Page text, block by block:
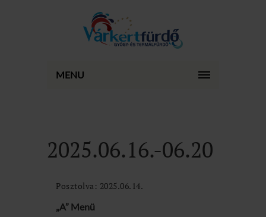
MENU
2025.06.16.-06.20
Posztolva: 2025.06.14.
„A” Menü